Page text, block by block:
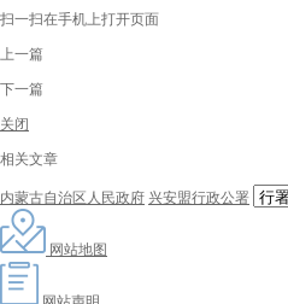
扫一扫在手机上打开页面
上一篇
下一篇
关闭
相关文章
内蒙古自治区人民政府 兴安盟行政公署
网站地图